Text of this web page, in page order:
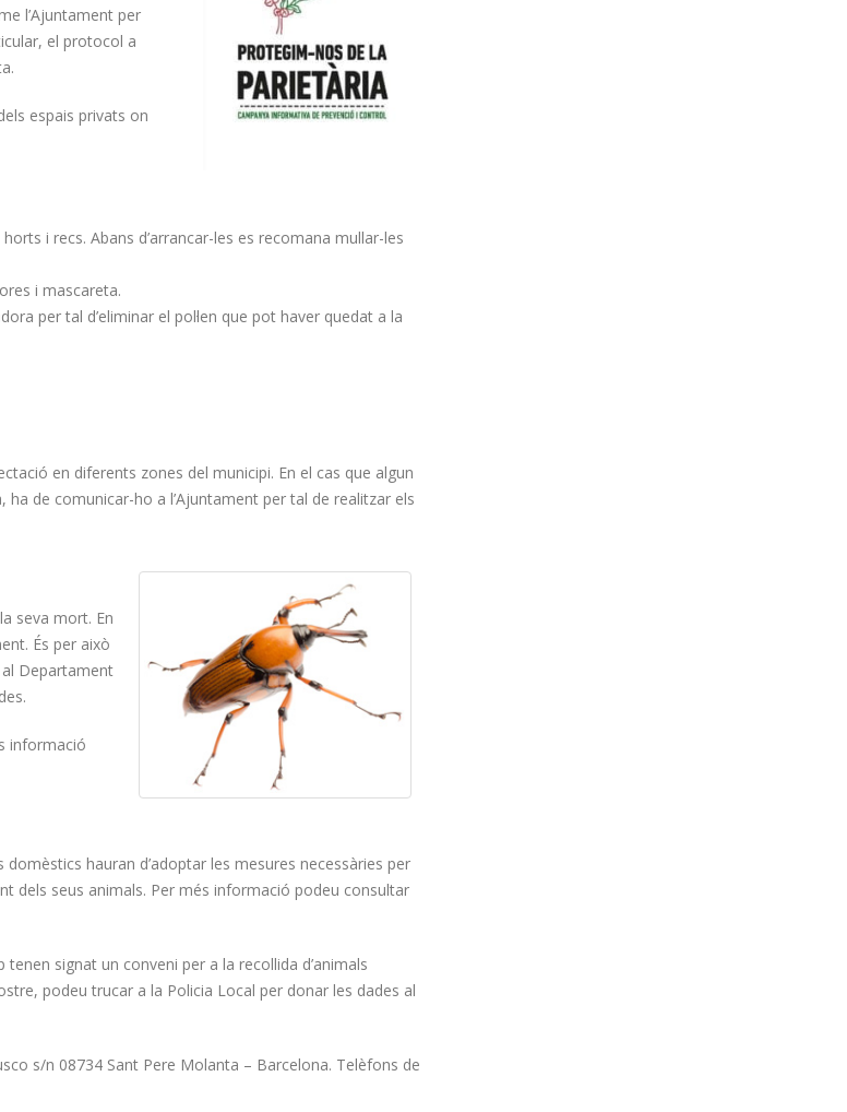
l’Ajuntament per
el protocol a
espais privats on
i recs. Abans d’arrancar-les es recomana mullar-les
i mascareta.
per tal d’eliminar el pol·len que pot haver quedat a la
en diferents zones del municipi. En el cas que algun
de comunicar-ho a l’Ajuntament per tal de realitzar els
seva mort. En
És per això
Departament
informació
hauran d’adoptar les mesures necessàries per
dels seus animals. Per més informació podeu consultar
signat un conveni per a la recollida d’animals
podeu trucar a la Policia Local per donar les dades al
s/n 08734 Sant Pere Molanta – Barcelona. Telèfons de